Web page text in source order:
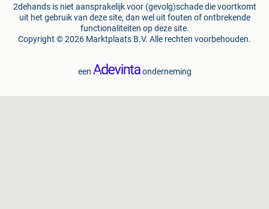
2dehands is niet aansprakelijk voor (gevolg)schade die voortkomt
uit het gebruik van deze site, dan wel uit fouten of ontbrekende
functionaliteiten op deze site.
Copyright © 2026 Marktplaats B.V. Alle rechten voorbehouden.
een onderneming